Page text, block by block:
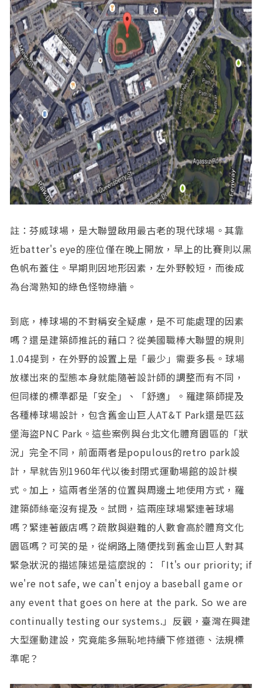
註：芬威球場，是大聯盟啟用最古老的現代球場。其靠
近batter's eye的座位僅在晚上開放，早上的比賽則以黑
色帆布蓋住。早期則因地形因素，左外野較短，而後成
為台灣熟知的綠色怪物綠牆。
到底，棒球場的不對稱安全疑慮，是不可能處理的因素
嗎？還是建築師推託的藉口？從美國職棒大聯盟的規則
1.04提到，在外野的設置上是「最少」需要多長。球場
放樣出來的型態本身就能隨著設計師的調整而有不同，
但同樣的標準都是「安全」、「舒適」。羅建築師提及
各種棒球場設計，包含舊金山巨人AT&T Park還是匹茲
堡海盜PNC Park。這些案例與台北文化體育園區的「狀
況」完全不同，前面兩者是populous的retro park設
計，早就告別1960年代以後封閉式運動場館的設計模
式。加上，這兩者坐落的位置與周邊土地使用方式，羅
建築師絲毫沒有提及。試問，這兩座球場緊連著球場
嗎？緊連著飯店嗎？疏散與避難的人數會高於體育文化
園區嗎？可笑的是，從網路上隨便找到舊金山巨人對其
緊急狀況的描述陳述是這麼說的：「It's our priority; if
we're not safe, we can't enjoy a baseball game or
any event that goes on here at the park. So we are
continually testing our systems.」反觀，臺灣在興建
大型運動建設，究竟能多無恥地持續下修道德、法規標
準呢？